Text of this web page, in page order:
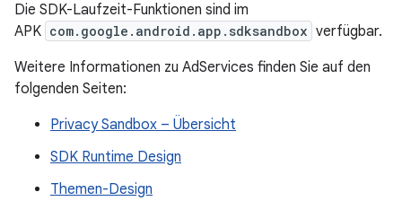
Die SDK-Laufzeit-Funktionen sind im
APK com.google.android.app.sdksandbox verfügbar.
Weitere Informationen zu AdServices finden Sie auf den
folgenden Seiten:
Privacy Sandbox – Übersicht
SDK Runtime Design
Themen-Design